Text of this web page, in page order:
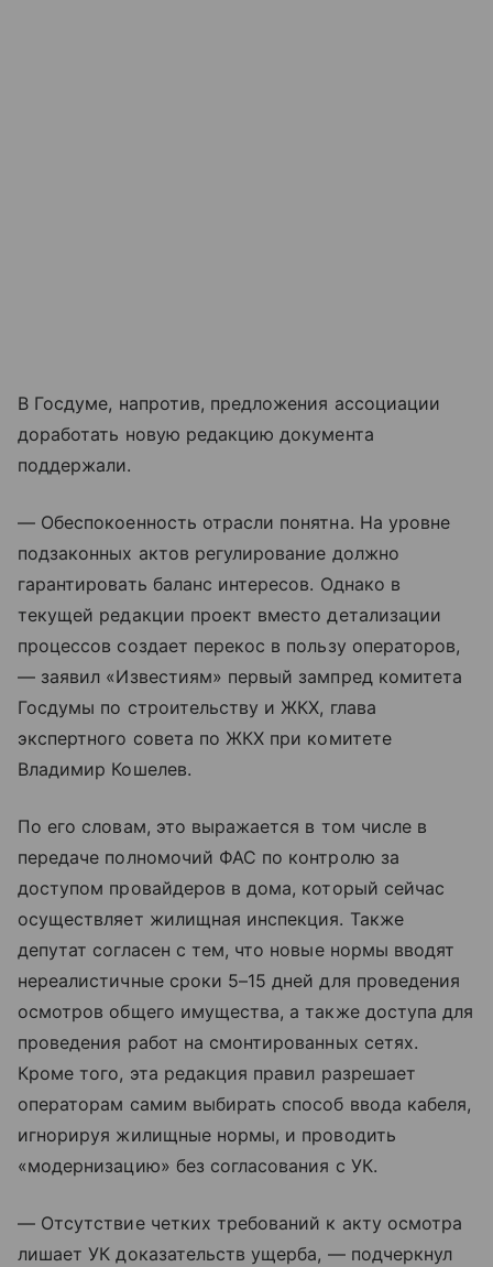
В Госдуме, напротив, предложения ассоциации
доработать новую редакцию документа
поддержали.
— Обеспокоенность отрасли понятна. На уровне
подзаконных актов регулирование должно
гарантировать баланс интересов. Однако в
текущей редакции проект вместо детализации
процессов создает перекос в пользу операторов,
— заявил «Известиям» первый зампред комитета
Госдумы по строительству и ЖКХ, глава
экспертного совета по ЖКХ при комитете
Владимир Кошелев.
По его словам, это выражается в том числе в
передаче полномочий ФАС по контролю за
доступом провайдеров в дома, который сейчас
осуществляет жилищная инспекция. Также
депутат согласен с тем, что новые нормы вводят
нереалистичные сроки 5–15 дней для проведения
осмотров общего имущества, а также доступа для
проведения работ на смонтированных сетях.
Кроме того, эта редакция правил разрешает
операторам самим выбирать способ ввода кабеля,
игнорируя жилищные нормы, и проводить
«модернизацию» без согласования с УК.
— Отсутствие четких требований к акту осмотра
лишает УК доказательств ущерба, — подчеркнул